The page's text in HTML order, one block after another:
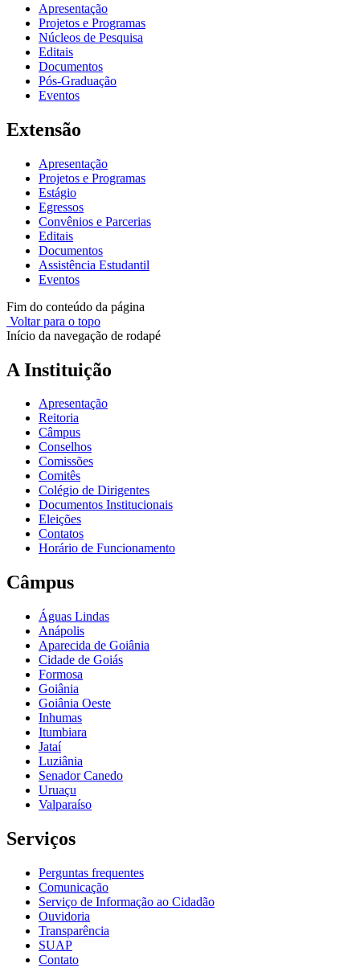
Apresentação
Projetos e Programas
Núcleos de Pesquisa
Editais
Documentos
Pós-Graduação
Eventos
Extensão
Apresentação
Projetos e Programas
Estágio
Egressos
Convênios e Parcerias
Editais
Documentos
Assistência Estudantil
Eventos
Fim do conteúdo da página
Voltar para o topo
Início da navegação de rodapé
A Instituição
Apresentação
Reitoria
Câmpus
Conselhos
Comissões
Comitês
Colégio de Dirigentes
Documentos Institucionais
Eleições
Contatos
Horário de Funcionamento
Câmpus
Águas Lindas
Anápolis
Aparecida de Goiânia
Cidade de Goiás
Formosa
Goiânia
Goiânia Oeste
Inhumas
Itumbiara
Jataí
Luziânia
Senador Canedo
Uruaçu
Valparaíso
Serviços
Perguntas frequentes
Comunicação
Serviço de Informação ao Cidadão
Ouvidoria
Transparência
SUAP
Contato